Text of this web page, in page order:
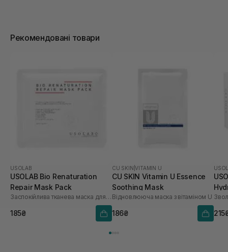
Рекомендовані товари
USOLAB
USOLAB Bio Renaturation
Repair Mask Pack
Заспокійлива тканева маска для обличчя
185₴
CU SKIN |VITAMIN U
CU SKIN Vitamin U Essence
Soothing Mask
Відновлююча маска з вітаміном U
186₴
шт